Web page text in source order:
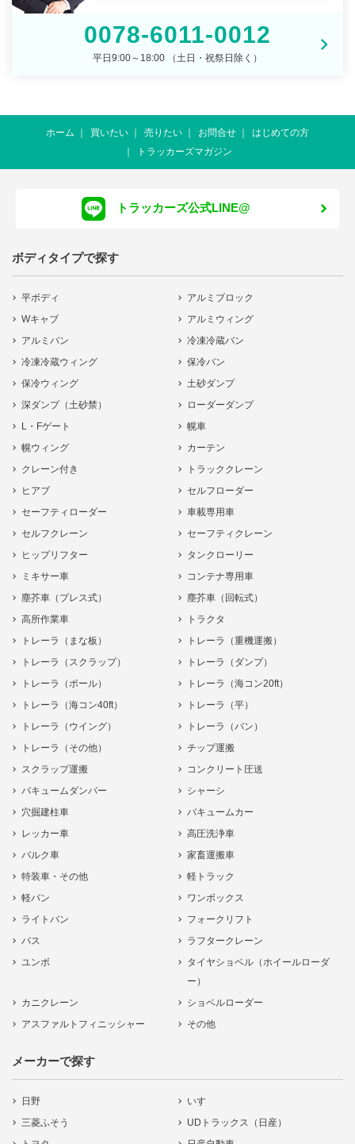
0078-6011-0012
平日9:00～18:00 （土日・祝祭日除く）
ホーム 買いたい 売りたい お問合せ
はじめての方
トラッカーズマガジン
トラッカーズ公式LINE@
ボディタイプで探す
平ボディ
アルミブロック
Wキャブ
アルミウィング
アルミバン
冷凍冷蔵バン
冷凍冷蔵ウィング
保冷バン
保冷ウィング
土砂ダンプ
深ダンプ（土砂禁）
ローダーダンプ
L・Fゲート
幌車
幌ウィング
カーテン
クレーン付き
トラッククレーン
ヒアブ
セルフローダー
セーフティローダー
車載専用車
セルフクレーン
セーフティクレーン
ヒップリフター
タンクローリー
ミキサー車
コンテナ専用車
塵芥車（プレス式）
塵芥車（回転式）
高所作業車
トラクタ
トレーラ（まな板）
トレーラ（重機運搬）
トレーラ（スクラップ）
トレーラ（ダンプ）
トレーラ（ポール）
トレーラ（海コン20ft）
トレーラ（海コン40ft）
トレーラ（平）
トレーラ（ウイング）
トレーラ（バン）
トレーラ（その他）
チップ運搬
スクラップ運搬
コンクリート圧送
バキュームダンパー
シャーシ
穴掘建柱車
バキュームカー
レッカー車
高圧洗浄車
バルク車
家畜運搬車
特装車・その他
軽トラック
軽バン
ワンボックス
ライトバン
フォークリフト
バス
ラフタークレーン
ユンボ
タイヤショベル（ホイールローダ
ー）
カニクレーン
ショベルローダー
アスファルトフィニッシャー
その他
メーカーで探す
日野
いすゞ
三菱ふそう
UDトラックス（日産）